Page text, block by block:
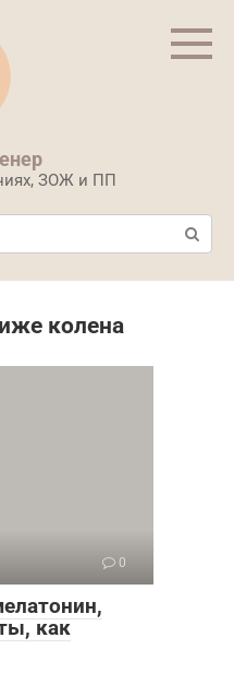
ЗОЖ и ПП
колена
0
как